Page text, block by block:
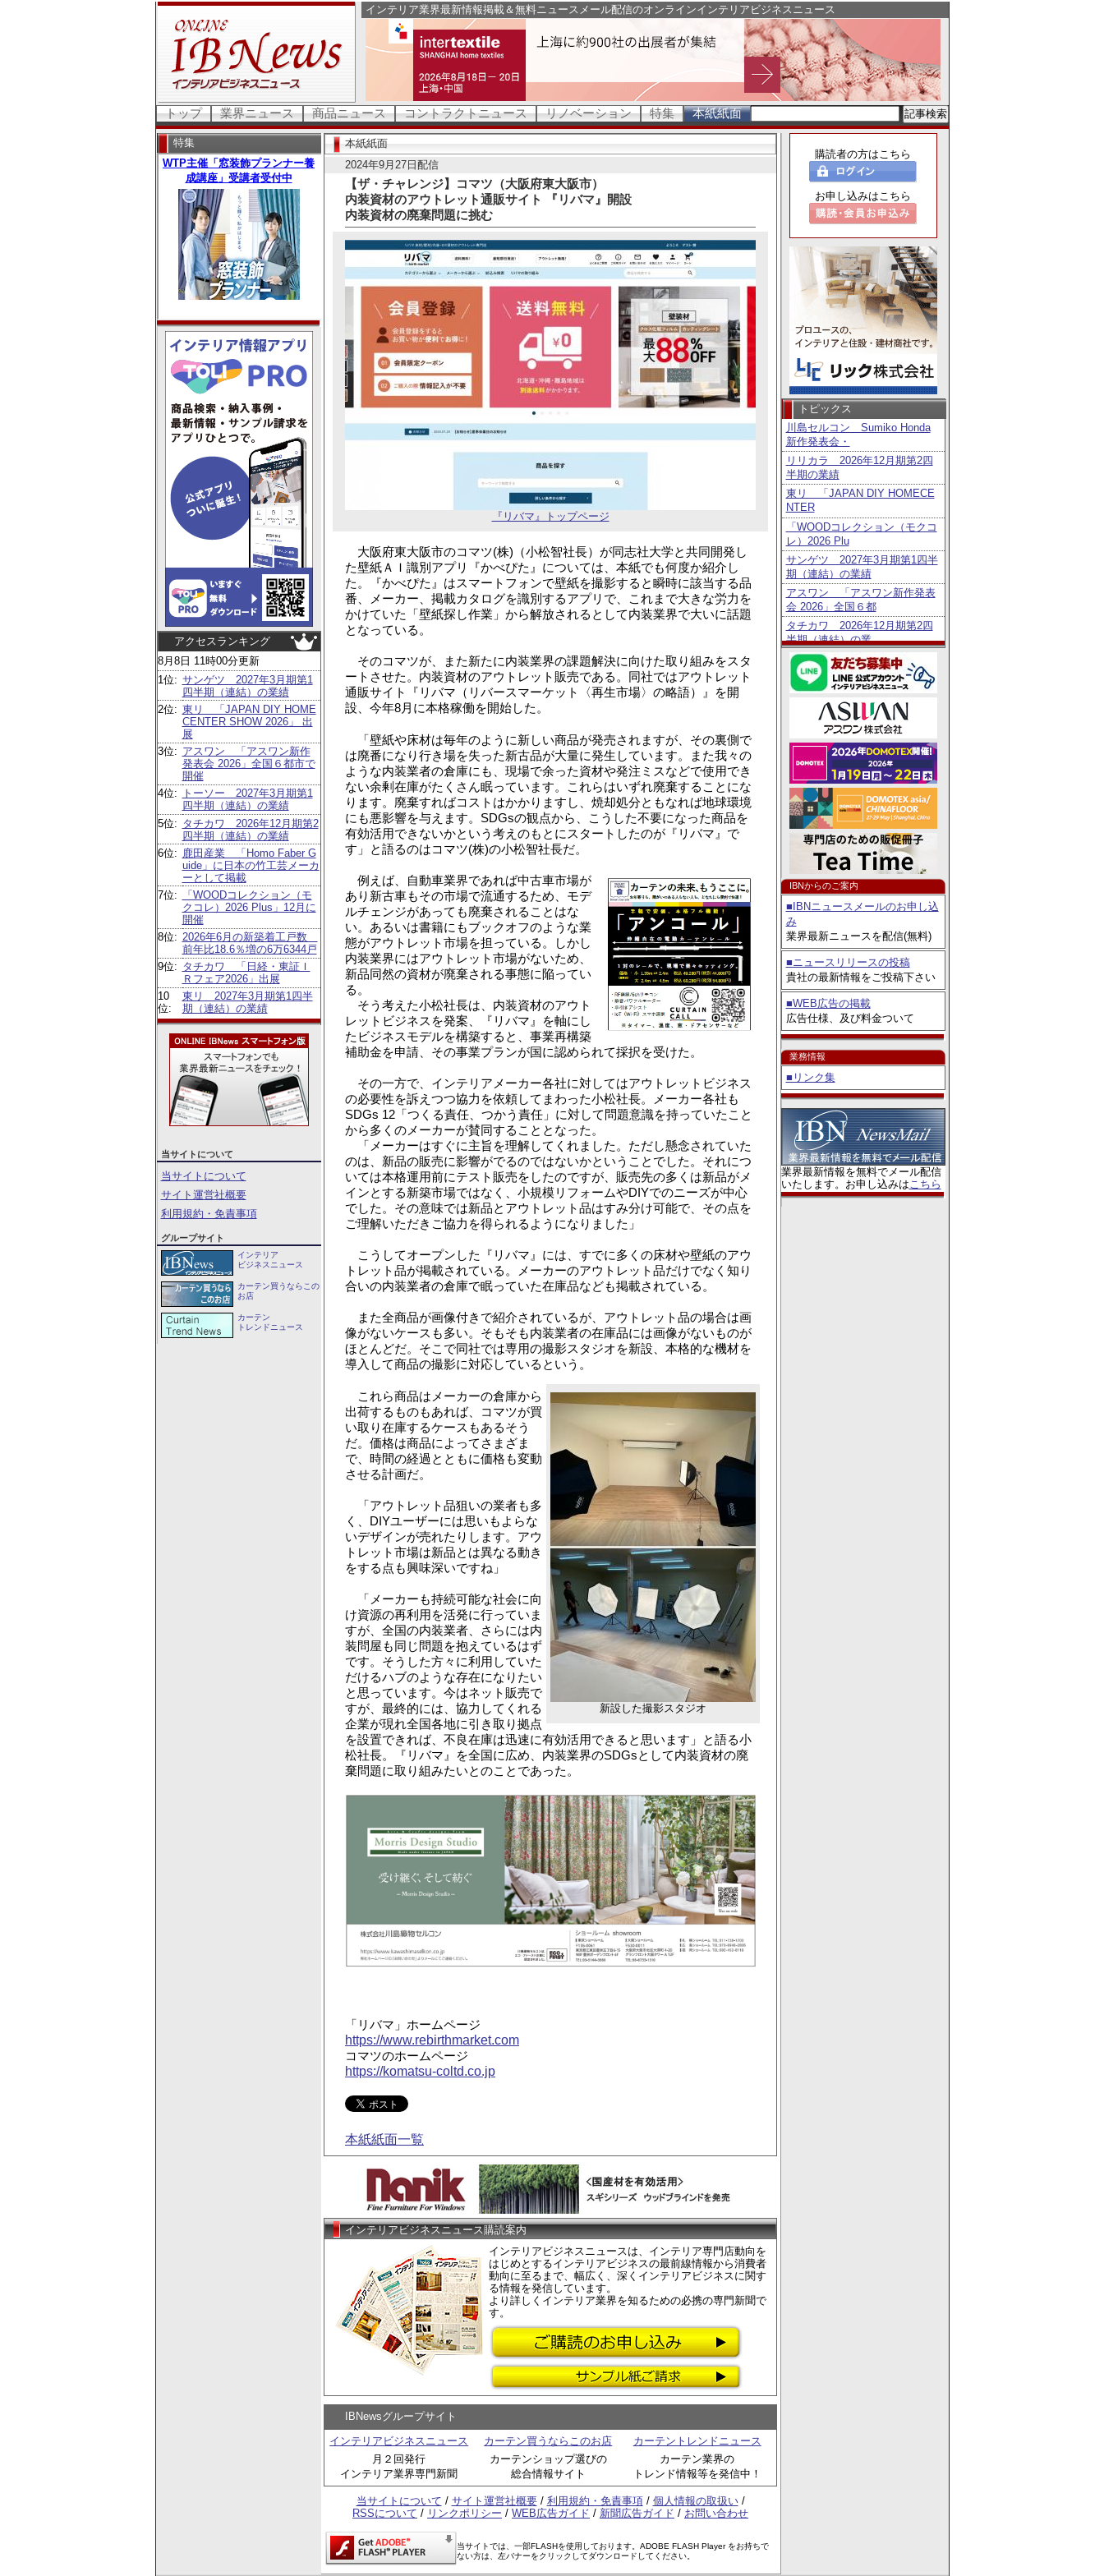
インテリア業界最新情報掲載＆無料ニュースメール配信のオンラインインテリアビジネスニュース
トップ 業界ニュース 商品ニュース コントラクトニュース リノベーション 特集 本紙紙面
特集
アクセスランキング
8月8日 11時00分更新
1位: サンゲツ 2027年3月期第1
四半期（連結）の業績
2位: 東リ 「JAPAN DIY HOME
CENTER SHOW 2026」 出
展
3位: アスワン 「アスワン新作
発表会 2026」全国６都市で
開催
4位:
トーソー 2027年3月期第1
四半期（連結）の業績
5位: タチカワ 2026年12月期第2
四半期（連結）の業績
6位: 鹿田産業 「Homo Faber G
uide」に日本の竹工芸メーカ
ーとして掲載
7位:
「WOODコレクション（モ
クコレ）2026 Plus」12月に
開催
8位: 2026年6月の新築着工戸数
前年比18.6％増の6万6344戸
9位: タチカワ 「日経・東証Ｉ
Ｒフェア2026」出展
10
位:
東リ 2027年3月期第1四半
期（連結）の業績
当サイトについて
当サイトについて
サイト運営社概要
利用規約・免責事項
グループサイト
インテリア
ビジネスニュース
カーテン買うならこの
お店
カーテン
トレンドニュース
本紙紙面
2024年9月27日配信
【ザ・チャレンジ】コマツ（大阪府東大阪市）
内装資材のアウトレット通販サイト 『リバマ』開設
内装資材の廃棄問題に挑む
『リバマ』トップページ
大阪府東大阪市のコマツ(株)（小松智社長）が同志社大学と共同開発し
た壁紙ＡＩ識別アプリ『かべぴた』については、本紙でも何度か紹介し
た。『かべぴた』はスマートフォンで壁紙を撮影すると瞬時に該当する品
番、メーカー、掲載カタログを識別するアプリで、これまで大きな労力を
かけていた「壁紙探し作業」から解放されるとして内装業界で大いに話題
となっている。
そのコマツが、また新たに内装業界の課題解決に向けた取り組みをスタ
ートさせた。内装資材のアウトレット販売である。同社ではアウトレット
通販サイト『リバマ（リバースマーケット〈再生市場〉の略語）』を開
設、今年8月に本格稼働を開始した。
「壁紙や床材は毎年のように新しい商品が発売されますが、その裏側で
は廃番になり行き場を失った新古品が大量に発生しています。また我々の
ような内装業者の倉庫にも、現場で余った資材や発注ミスなどで使用でき
ない余剰在庫がたくさん眠っています。これらはいずれ廃棄することにな
ります。廃棄すればコストはかかりますし、焼却処分ともなれば地球環境
にも悪影響を与えます。SDGsの観点から、こうした不要になった商品を
有効活用できないかという考えのもとにスタートしたのが『リバマ』で
す」と語るのはコマツ(株)の小松智社長だ。
例えば、自動車業界であれば中古車市場が
あり新古車もその市場で流通するため、モデ
ルチェンジがあっても廃棄されることはな
い。あるいは書籍にもブックオフのような業
態がアウトレット市場を担っている。しかし
内装業界にはアウトレット市場がないため、
新品同然の資材が廃棄される事態に陥ってい
る。
そう考えた小松社長は、内装資材のアウト
レットビジネスを発案、『リバマ』を軸にし
たビジネスモデルを構築すると、事業再構築
補助金を申請、その事業プランが国に認められて採択を受けた。
その一方で、インテリアメーカー各社に対してはアウトレットビジネス
の必要性を訴えつつ協力を依頼してまわった小松社長。メーカー各社も
SDGs 12「つくる責任、つかう責任」に対して問題意識を持っていたこと
から多くのメーカーが賛同することとなった。
「メーカーはすぐに主旨を理解してくれました。ただし懸念されていた
のは、新品の販売に影響がでるのではないかということでした。それにつ
いては本格運用前にテスト販売をしたのですが、販売先の多くは新品がメ
インとする新築市場ではなく、小規模リフォームやDIYでのニーズが中心
でした。その意味では新品とアウトレット品はすみ分け可能で、その点を
ご理解いただきご協力を得られるようになりました」
こうしてオープンした『リバマ』には、すでに多くの床材や壁紙のアウ
トレット品が掲載されている。メーカーのアウトレット品だけでなく知り
合いの内装業者の倉庫で眠っていた在庫品なども掲載されている。
また全商品が画像付きで紹介されているが、アウトレット品の場合は画
像がないケースも多い。そもそも内装業者の在庫品には画像がないものが
ほとんどだ。そこで同社では専用の撮影スタジオを新設、本格的な機材を
導入して商品の撮影に対応しているという。
新設した撮影スタジオ
これら商品はメーカーの倉庫から
出荷するものもあれば、コマツが買
い取り在庫するケースもあるそう
だ。価格は商品によってさまざま
で、時間の経過とともに価格も変動
させる計画だ。
「アウトレット品狙いの業者も多
く、DIYユーザーには思いもよらな
いデザインが売れたりします。アウ
トレット市場は新品とは異なる動き
をする点も興味深いですね」
「メーカーも持続可能な社会に向
け資源の再利用を活発に行っていま
すが、全国の内装業者、さらには内
装問屋も同じ問題を抱えているはず
です。そうした方々に利用していた
だけるハブのような存在になりたい
と思っています。今はネット販売で
すが、最終的には、協力してくれる
企業が現れ全国各地に引き取り拠点
を設置できれば、不良在庫は迅速に有効活用できると思います」と語る小
松社長。『リバマ』を全国に広め、内装業界のSDGsとして内装資材の廃
棄問題に取り組みたいとのことであった。
「リバマ」ホームページ
https://www.rebirthmarket.com
コマツのホームページ
https://komatsu-coltd.co.jp
本紙紙面一覧
インテリアビジネスニュース購読案内
インテリアビジネスニュースは、インテリア専門店動向を
はじめとするインテリアビジネスの最前線情報から消費者
動向に至るまで、幅広く、深くインテリアビジネスに関す
る情報を発信しています。
より詳しくインテリア業界を知るための必携の専門新聞で
す。
IBNewsグループサイト
インテリアビジネスニュース
月２回発行
インテリア業界専門新聞
カーテン買うならこのお店
カーテンショップ選びの
総合情報サイト
カーテントレンドニュース
カーテン業界の
トレンド情報等を発信中！
当サイトについて / サイト運営社概要/ 利用規約・免責事項/ 個人情報の取扱い/
RSSについて / リンクポリシー / WEB広告ガイド / 新聞広告ガイド / お問い合わせ
当サイトでは、一部FLASHを使用しております。ADOBE FLASH Player をお持ちで
ない方は、左バナーをクリックしてダウンロードしてください。
購読者の方はこちら
お申し込みはこちら
トピックス
川島セルコン Sumiko Honda
新作発表会・
リリカラ 2026年12月期第2四
半期の業績
東リ 「JAPAN DIY HOMECE
NTER
「WOODコレクション（モクコ
レ）2026 Plu
サンゲツ 2027年3月期第1四半
期（連結）の業績
アスワン 「アスワン新作発表
会 2026」全国６都
タチカワ 2026年12月期第2四
半期（連結）の業
トーソー 2027年3月期第1四半
期（連結）の業績
鹿田産業 「Homo Faber Guid
e」に日
タチカワ 「日経・東証ＩＲフ
ェア2026」出展
IBNからのご案内
■IBNニュースメールのお申し込
み
業界最新ニュースを配信(無料)
■ニュースリリースの投稿
貴社の最新情報をご投稿下さい
■WEB広告の掲載
広告仕様、及び料金ついて
業務情報
■リンク集
業界最新情報を無料でメール配信
いたします。お申し込みはこちら